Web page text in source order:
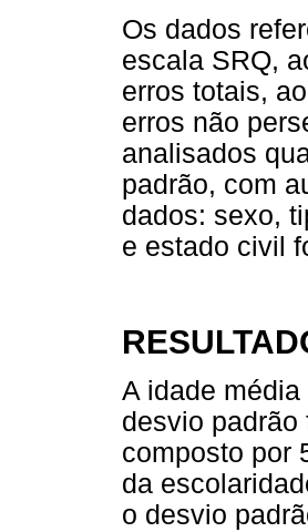
Os dados
escala SRQ,
erros totais,
erros não
analisados
padrão, com
dados: sexo,
e estado civil
A idade
desvio
composto por
da
o desvio